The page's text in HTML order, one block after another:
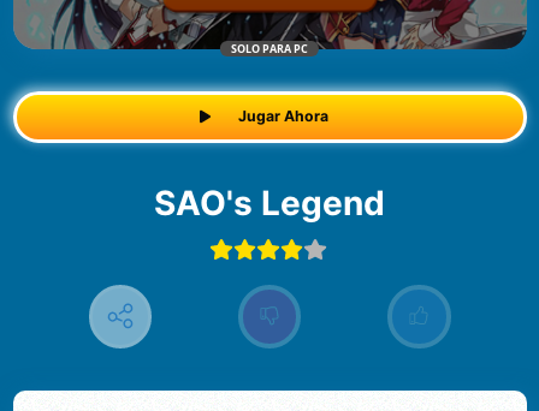
SOLO PARA PC
Jugar Ahora
SAO's Legend